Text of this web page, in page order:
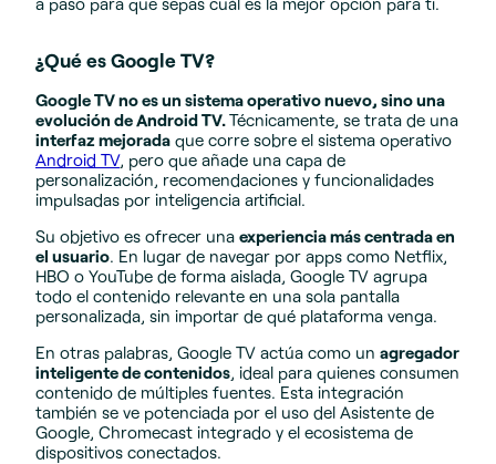
¿Qué es Google TV?
Google TV no es un sistema operativo nuevo, sino una
evolución de Android TV.Técnicamente, se trata de una
interfaz mejorada que corre sobre el sistema operativo
Android TV, pero que añade una capa de
personalización, recomendaciones y funcionalidades
impulsadas por inteligencia artificial.
Su objetivo es ofrecer una experiencia más centrada en
el usuario. En lugar de navegar por apps como Netflix,
HBO o YouTube de forma aislada, Google TV agrupa
todo el contenido relevante en una sola pantalla
personalizada, sin importar de qué plataforma venga.
En otras palabras, Google TV actúa como un agregador
inteligente de contenidos, ideal para quienes consumen
contenido de múltiples fuentes. Esta integración
también se ve potenciada por el uso del Asistente de
Google, Chromecast integrado y el ecosistema de
dispositivos conectados.